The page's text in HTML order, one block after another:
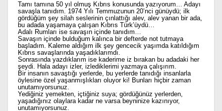
Tamı tamına 50 yıl olmuş Kıbrıs konusunda yazıyorum… Adayı
savaşla tanıdım. 1974 Yılı Temmuzunun 20’nci günüydü; ilk
gördüğüm şey silah seslerinin çınlattığı alev, alev yanan bir ada,
bu adada yaşamaya çalışan Kıbrıs Türk’üydü…
Adalı Rumları ise savaşın içinde tanıdım…
Savaşın içinde bulduğum kalınca bir defterde not tutmaya
başladım. Kaleme aldığım ilk şey gencecik yaşımda katıldığım
Kıbrıs savaşlarında yaşadıklarımdı.
Sonrasında yazdıklarım ise kaderime iz bırakan bu adadaki her
şeydi. Hala adayı izler, izlediklerimi yazmaya çalışırım.
Bir insanın savaştığı yerlerde, bu yerlerde tanıdığı insanlarla
öylesine özel yaşanmışlıkları oluyor ki! Bunları hiçbir zaman
unutamıyorsunuz.
Yediğiniz yemekten, içtiğiniz suya; gördüğünüz yerlerden,
yaşadığınız olaylara kadar ne varsa beyninize kazınıyor,
unutamıyorsunuz.